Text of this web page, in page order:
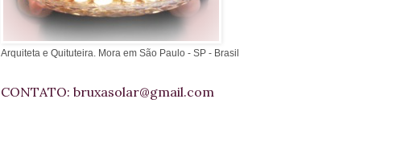
Arquiteta e Quituteira. Mora em São Paulo - SP - Brasil
CONTATO: bruxasolar@gmail.com